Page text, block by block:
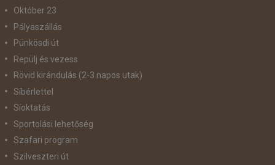
Október 23
Pályaszállás
Pünkösdi út
Repülj és vezess
Rövid kirándulás (2-3 napos utak)
Síbérlettel
Síoktatás
Sportolási lehetőség
Szafari program
Szilveszteri út